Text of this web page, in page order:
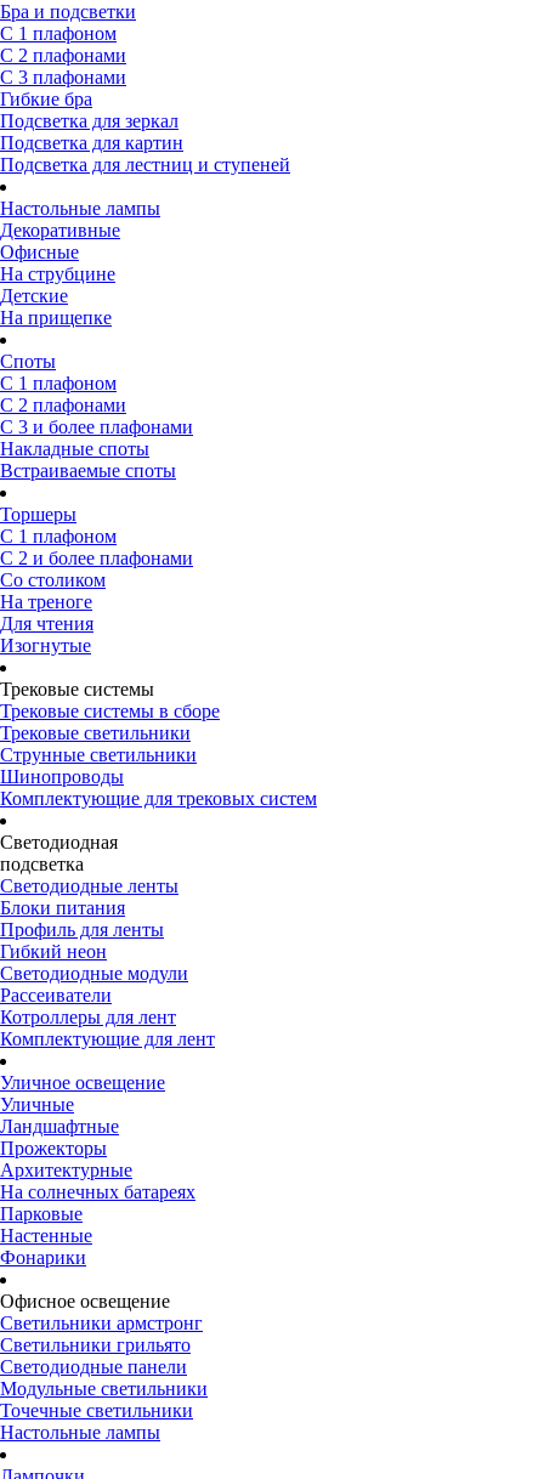
Бра и подсветки
С 1 плафоном
С 2 плафонами
С 3 плафонами
Гибкие бра
Подсветка для зеркал
Подсветка для картин
Подсветка для лестниц и ступеней
Настольные лампы
Декоративные
Офисные
На струбцине
Детские
На прищепке
Споты
С 1 плафоном
С 2 плафонами
С 3 и более плафонами
Накладные споты
Встраиваемые споты
Торшеры
С 1 плафоном
С 2 и более плафонами
Со столиком
На треноге
Для чтения
Изогнутые
Трековые системы
Трековые системы в сборе
Трековые светильники
Струнные светильники
Шинопроводы
Комплектующие для трековых систем
Светодиодная
подсветка
Светодиодные ленты
Блоки питания
Профиль для ленты
Гибкий неон
Светодиодные модули
Рассеиватели
Котроллеры для лент
Комплектующие для лент
Уличное освещение
Уличные
Ландшафтные
Прожекторы
Архитектурные
На солнечных батареях
Парковые
Настенные
Фонарики
Офисное освещение
Светильники армстронг
Светильники грильято
Светодиодные панели
Модульные светильники
Точечные светильники
Настольные лампы